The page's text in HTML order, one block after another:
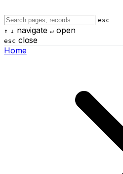
esc
↑ ↓ navigate ↵open
esc close
Home